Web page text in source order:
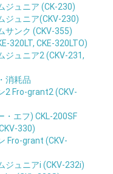
ジュニア (CK-230)
ジュニア(CKV-230)
サンク (CKV-355)
320LT, CKE-320LTO)
ジュニア2 (CKV-231,
消耗品
2 Fro-grant2 (CKV-
・エフ) CKL-200SF
330)
Fro-grant (CKV-
ジュニアi (CKV-232i)